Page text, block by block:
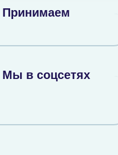
Принимаем
Мы в соцсетях